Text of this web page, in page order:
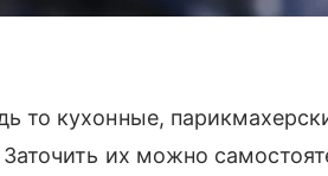
то кухонные,
их можно